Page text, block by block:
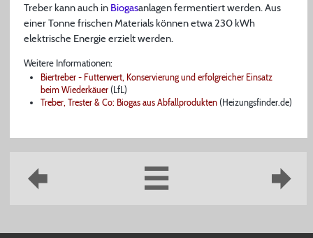
Treber kann auch in Biogasanlagen fermentiert werden. Aus
einer Tonne frischen Materials können etwa 230 kWh
elektrische Energie erzielt werden.
Weitere Informationen:
Biertreber - Futterwert, Konservierung und erfolgreicher Einsatz
beim Wiederkäuer (LfL)
Treber, Trester & Co: Biogas aus Abfallprodukten (Heizungsfinder.de)